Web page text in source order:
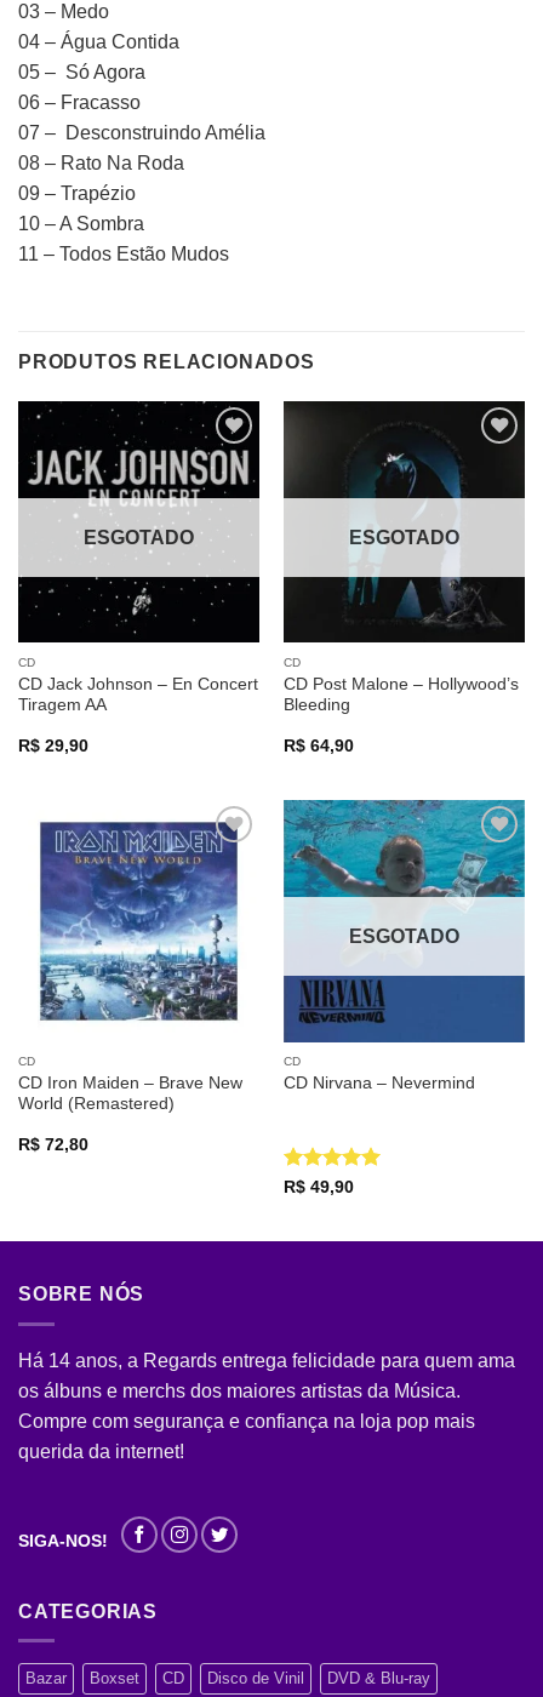
03 – Medo
04 – Água Contida
05 – Só Agora
06 – Fracasso
07 – Desconstruindo Amélia
08 – Rato Na Roda
09 – Trapézio
10 – A Sombra
11 – Todos Estão Mudos
PRODUTOS RELACIONADOS
Adicionar
a lista de
desejos
ESGOTADO
CD
CD Jack Johnson – En Concert
Tiragem AA
R$29,90
Adicionar
a lista de
desejos
ESGOTADO
CD
CD Post Malone – Hollywood’s
Bleeding
R$64,90
Adicionar
a lista de
desejos
CD
CD Iron Maiden – Brave New
World (Remastered)
R$72,80
Adicionar
a lista de
desejos
ESGOTADO
CD
CD Nirvana – Nevermind
Avaliação
R$49,90
SOBRE NÓS
Há 14 anos, a Regards entrega felicidade para quem ama
os álbuns e merchs dos maiores artistas da Música.
Compre com segurança e confiança na loja pop mais
querida da internet!
SIGA-NOS!
CATEGORIAS
Bazar Boxset CD Disco de Vinil DVD & Blu-ray